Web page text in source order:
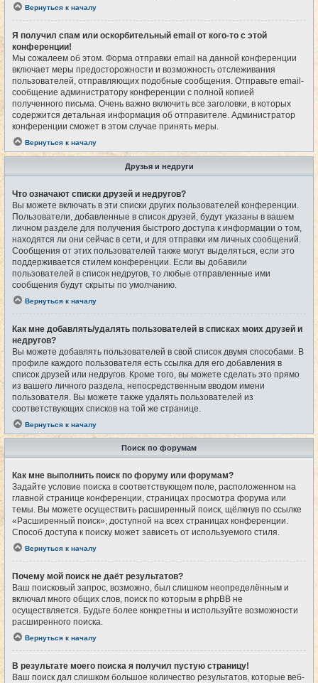
Вернуться к началу
Я получил спам или оскорбительный email от кого-то с этой
конференции!
Мы сожалеем об этом. Форма отправки email на данной конференции
включает меры предосторожности и возможность отслеживания
пользователей, отправляющих подобные сообщения. Отправьте email-
сообщение администратору конференции с полной копией
полученного письма. Очень важно включить все заголовки, в которых
содержится детальная информация об отправителе. Администратор
конференции сможет в этом случае принять меры.
Вернуться к началу
Друзья и недруги
Что означают списки друзей и недругов?
Вы можете включать в эти списки других пользователей конференции.
Пользователи, добавленные в список друзей, будут указаны в вашем
личном разделе для получения быстрого доступа к информации о том,
находятся ли они сейчас в сети, и для отправки им личных сообщений.
Сообщения от этих пользователей также могут выделяться, если это
поддерживается стилем конференции. Если вы добавили
пользователей в список недругов, то любые отправленные ими
сообщения будут скрыты по умолчанию.
Вернуться к началу
Как мне добавлять/удалять пользователей в списках моих друзей и
недругов?
Вы можете добавлять пользователей в свой список двумя способами. В
профиле каждого пользователя есть ссылка для его добавления в
список друзей или недругов. Кроме того, вы можете сделать это прямо
из вашего личного раздела, непосредственным вводом имени
пользователя. Вы можете также удалять пользователей из
соответствующих списков на той же странице.
Вернуться к началу
Поиск по форумам
Как мне выполнить поиск по форуму или форумам?
Задайте условие поиска в соответствующем поле, расположенном на
главной странице конференции, страницах просмотра форума или
темы. Вы можете осуществить расширенный поиск, щёлкнув по ссылке
«Расширенный поиск», доступной на всех страницах конференции.
Способ доступа к поиску может зависеть от используемого стиля.
Вернуться к началу
Почему мой поиск не даёт результатов?
Ваш поисковый запрос, возможно, был слишком неопределённым и
включал много общих слов, поиск по которым в phpBB не
осуществляется. Будьте более конкретны и используйте возможности
расширенного поиска.
Вернуться к началу
В результате моего поиска я получил пустую страницу!
Ваш поиск дал слишком большое количество результатов, которые веб-